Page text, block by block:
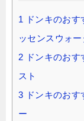
1 ドンキのお
ッセンスウォー
2 ドンキのお
スト
3 ドンキのお
ー